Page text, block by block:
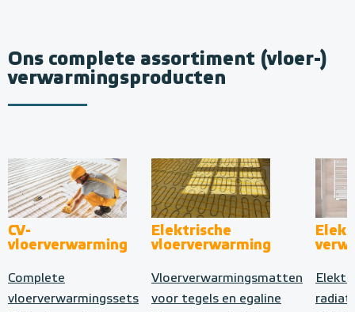
Ons complete assortiment (vloer-)
verwarmingsproducten
CV-
vloerverwarming
Elektrische
vloerverwarming
Complete
vloerverwarmingssets
Vloerverwarmingsmatten
voor tegels en egaline